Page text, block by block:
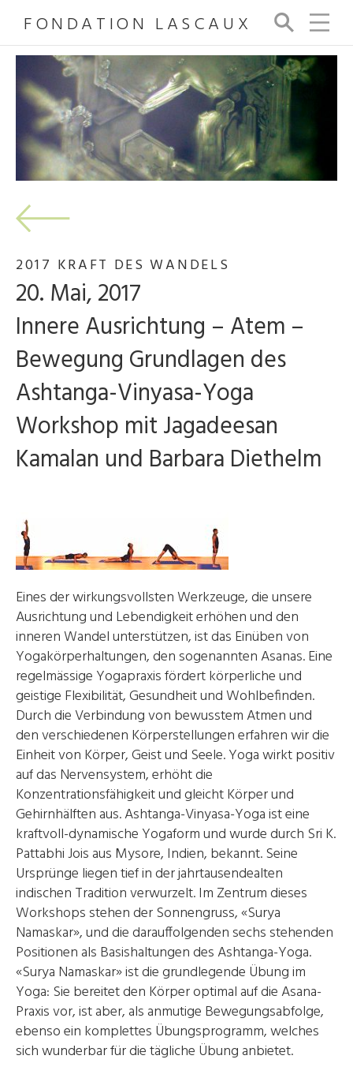
FONDATION LASCAUX
Su
ch
e
2017 KRAFT DES WANDELS
20. Mai, 2017
Innere Ausrichtung – Atem –
Bewegung Grundlagen des
Ashtanga-Vinyasa-Yoga
Workshop mit Jagadeesan
Kamalan und Barbara Diethelm
Eines der wirkungsvollsten Werkzeuge, die unsere
Ausrichtung und Lebendigkeit erhöhen und den
inneren Wandel unterstützen, ist das Einüben von
Yogakörperhaltungen, den sogenannten Asanas. Eine
regelmässige Yogapraxis fördert körperliche und
geistige Flexibilität, Gesundheit und Wohlbefinden.
Durch die Verbindung von bewusstem Atmen und
den verschiedenen Körperstellungen erfahren wir die
Einheit von Körper, Geist und Seele. Yoga wirkt positiv
auf das Nervensystem, erhöht die
Konzentrationsfähigkeit und gleicht Körper und
Gehirnhälften aus. Ashtanga-Vinyasa-Yoga ist eine
kraftvoll-dynamische Yogaform und wurde durch Sri K.
Pattabhi Jois aus Mysore, Indien, bekannt. Seine
Ursprünge liegen tief in der jahrtausendealten
indischen Tradition verwurzelt. Im Zentrum dieses
Workshops stehen der Sonnengruss, «Surya
Namaskar», und die darauffolgenden sechs stehenden
Positionen als Basishaltungen des Ashtanga-Yoga.
«Surya Namaskar» ist die grundlegende Übung im
Yoga: Sie bereitet den Körper optimal auf die Asana-
Praxis vor, ist aber, als anmutige Bewegungsabfolge,
ebenso ein komplettes Übungsprogramm, welches
sich wunderbar für die tägliche Übung anbietet.